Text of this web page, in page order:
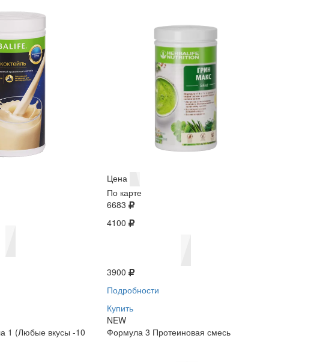
Цена
По карте
6683
4100
3900
Подробности
Купить
NEW
1 (Любые вкусы -10
Формула 3 Протеиновая смесь